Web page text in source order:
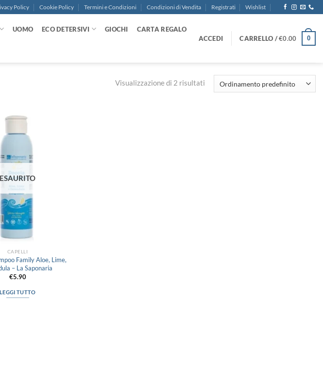
Policy Cookie Policy Termini e Condizioni Condizioni di Vendita Registrati Wishlist
UOMO ECO DETERSIVI GIOCHI CARTA REGALO
ACCEDI CARRELLO /€0.00 0
Visualizzazione di 2 risultati
ESAURITO
CAPELLI
Family Aloe, Lime,
– La Saponaria
€5.90
LEGGI TUTTO